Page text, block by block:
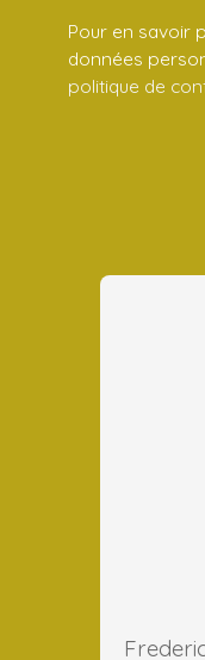
Pour en savoir
données
politique de